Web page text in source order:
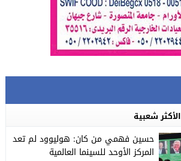
الأكثر شعبية
حسين فهمي من كان: هوليوود لم تعد
المركز الأوحد للسينما العالمية